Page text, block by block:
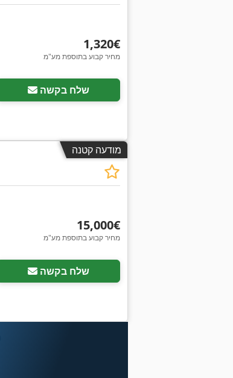
‏1,320 ‏€
מחיר קבוע בתוספת מע"מ
שלח בקשה
מודעה קטנה
‏15,000 ‏€
מחיר קבוע בתוספת מע"מ
שלח בקשה